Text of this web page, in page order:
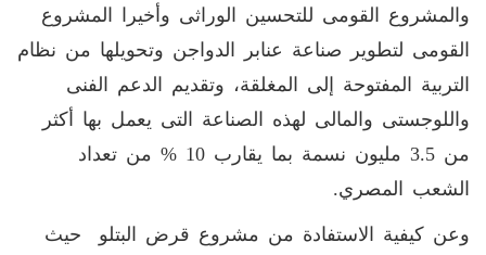
والمشروع القومى للتحسين الوراثى وأخيرا المشروع
القومى لتطوير صناعة عنابر الدواجن وتحويلها من نظام
التربية المفتوحة إلى المغلقة، وتقديم الدعم الفنى
واللوجستى والمالى لهذه الصناعة التى يعمل بها أكثر
من 3.5 مليون نسمة بما يقارب 10 % من تعداد
الشعب المصري.
وعن كيفية الاستفادة من مشروع قرض البتلو حيث